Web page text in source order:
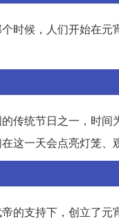
时候，人们开始在
传统节日之一，时
这一天会点亮灯笼、
的支持下，创立了